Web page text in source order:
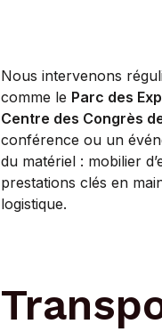
Nous intervenons
comme le Parc des
Centre des Congrès
conférence ou un
du matériel : mobilier
prestations clés en
logistique.